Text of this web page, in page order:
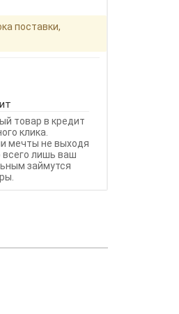
поставки,
товар в кредит
клика.
мечты не выходя
лишь ваш
займутся